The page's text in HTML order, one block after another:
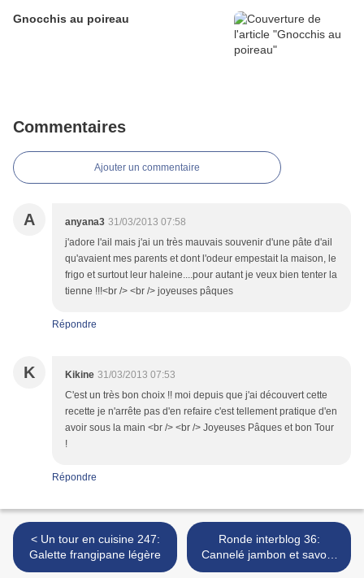
Gnocchis au poireau
Commentaires
Ajouter un commentaire
A anyana3 31/03/2013 07:58
j'adore l'ail mais j'ai un très mauvais souvenir d'une pâte d'ail
qu'avaient mes parents et dont l'odeur empestait la maison, le
frigo et surtout leur haleine....pour autant je veux bien tenter la
tienne !!!<br /> <br /> joyeuses pâques
Répondre
K Kikine 31/03/2013 07:53
C'est un très bon choix !! moi depuis que j'ai découvert cette
recette je n'arrête pas d'en refaire c'est tellement pratique d'en
avoir sous la main <br /> <br /> Joyeuses Pâques et bon Tour
!
Répondre
< Un tour en cuisine 247:
Galette frangipane légère
Ronde interblog 36:
Cannelé jambon et savora
>